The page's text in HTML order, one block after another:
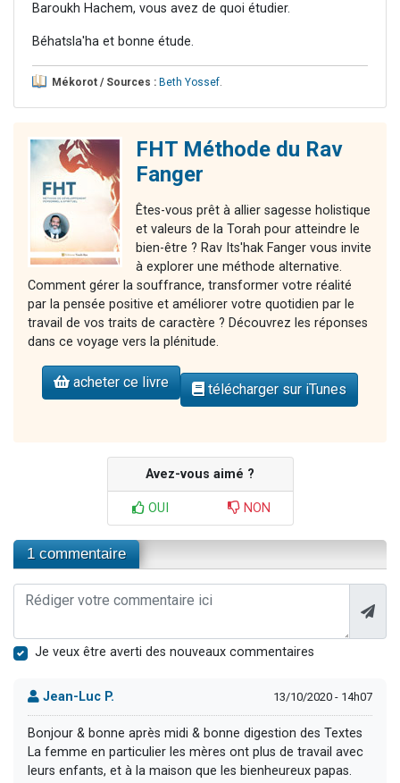
Baroukh Hachem, vous avez de quoi étudier.
Béhatsla'ha et bonne étude.
Mékorot / Sources : Beth Yossef.
FHT Méthode du Rav
Fanger
Êtes-vous prêt à allier sagesse holistique
et valeurs de la Torah pour atteindre le
bien-être ? Rav Its'hak Fanger vous invite
à explorer une méthode alternative.
Comment gérer la souffrance, transformer votre réalité
par la pensée positive et améliorer votre quotidien par le
travail de vos traits de caractère ? Découvrez les réponses
dans ce voyage vers la plénitude.
acheter ce livre télécharger sur iTunes
Avez-vous aimé ?
OUI NON
1 commentaire
Je veux être averti des nouveaux commentaires
Jean-Luc P. 13/10/2020 - 14h07
Bonjour & bonne après midi & bonne digestion des Textes
La femme en particulier les mères ont plus de travail avec
leurs enfants, et à la maison que les bienheureux papas.